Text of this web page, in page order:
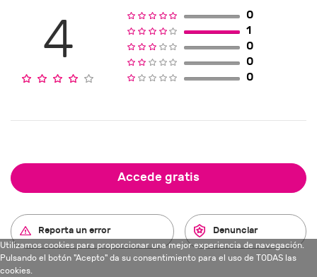
4
0
1
0
0
0
Accede gratis
Reporta un error Denunciar
Utilizamos cookies para proporcionar una mejor experiencia de navegación.
Pulsando el botón "Acepto" da su consentimiento para el uso de TODAS las
cookies.